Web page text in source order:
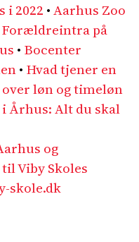
i 2022 •Aarhus Zoo
Forældreintra på
• Bocenter
• Hvad tjener en
løn og timeløn
Århus: Alt du skal
og
til Viby Skoles
skole.dk